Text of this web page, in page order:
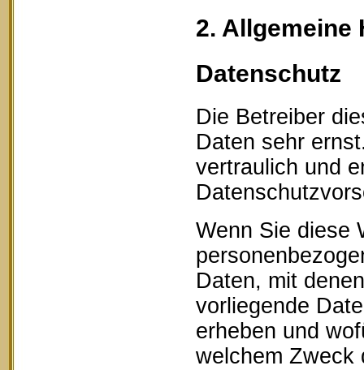
2. Allgemeine
Datenschutz
Die Betreiber
Daten sehr
vertraulich und
Wenn Sie diese
Daten, mit
vorliegende
erheben und
welchem Zweck